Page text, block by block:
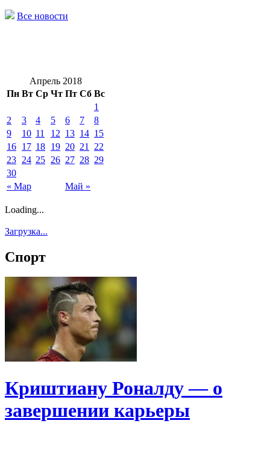
Все новости
Апрель 2018
Пн Вт Ср Чт Пт Сб Вс
« Мар Май »
1
2
3 4 5 6 7
8
9
10 11 12 13 14 15
16 17 18 19 20 21
22
23 24 25 26 27 28 29
30
Loading...
Загрузка...
Спорт
Криштиану Роналду — о
завершении карьеры